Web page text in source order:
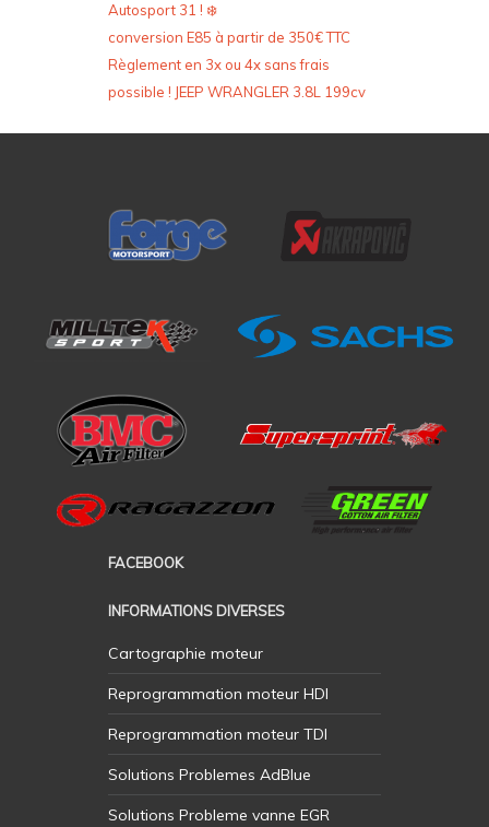
Autosport 31 ! ❄️
conversion E85 à partir de 350€ TTC
Règlement en 3x ou 4x sans frais
possible ! JEEP WRANGLER 3.8L 199cv
FACEBOOK
INFORMATIONS DIVERSES
Cartographie moteur
Reprogrammation moteur HDI
Reprogrammation moteur TDI
Solutions Problemes AdBlue
Solutions Probleme vanne EGR